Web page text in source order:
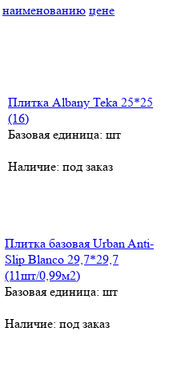
наименованию цене
Плитка Albany Teka 25*25
(16)
Базовая единица: шт
Наличие: под заказ
Плитка базовая Urban Anti-
Slip Blanco 29,7*29,7
(11шт/0,99м2)
Базовая единица: шт
Наличие: под заказ